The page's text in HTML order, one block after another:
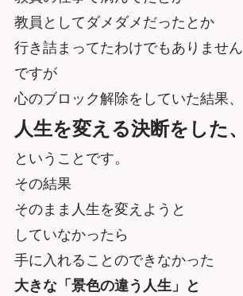
教員としてダメダメだったとか
行き詰まってたわけでもありません
ですが
心のブロック解除をしていた結果、
人生を変える決断をした、
ということです。
その結果
そのまま人生を変えようと
していなかったら
手に入れることのできなかった
大きな「景色の違う人生」と